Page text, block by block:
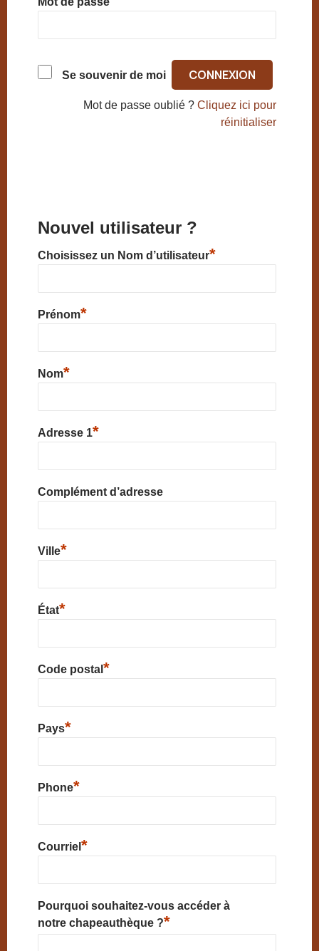
Se souvenir de moi
Mot de passe oublié ?Cliquez ici pour
réinitialiser
Nouvel utilisateur ?
Choisissez un Nom d’utilisateur*
Prénom*
Nom*
Adresse 1*
Complément d’adresse
Ville*
État*
Code postal *
Pays*
Phone*
Courriel *
Pourquoi souhaitez-vous accéder à
notre chapeauthèque ?*